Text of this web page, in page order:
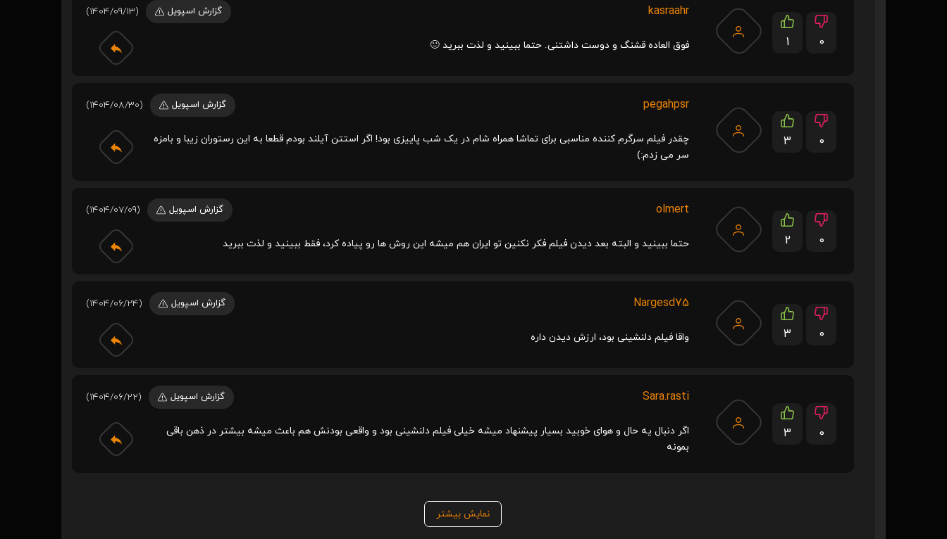
1 0
kasraahr گزارش اسپویل (1404/09/13)
فوق العاده قشنگ و دوست داشتنی. حتما ببینید و لذت ببرید 🙂
3 0
pegahpsr گزارش اسپویل (1404/08/30)
چقدر فیلم سرگرم کننده مناسبی برای تماشا همراه شام در یک شب پاییزی بود! اگر استتن آیلند بودم قطعا به این رستوران زیبا و بامزه
سر می زدم:)
2 0
olmert گزارش اسپویل (1404/07/09)
حتما ببینید و البته بعد دیدن فیلم فکر نکنین تو ایران هم میشه این روش ها رو پیاده کرد، فقط ببینید و لذت ببرید
3 0
Nargesd75 گزارش اسپویل (1404/06/24)
واقا فیلم دلنشینی بود، ارزش دیدن داره
3 0
Sara.rasti گزارش اسپویل (1404/06/22)
اگر دنبال یه حال و هوای خوبید بسیار پیشنهاد میشه خیلی فیلم دلنشینی بود و واقعی بودنش هم باعث میشه بیشتر در ذهن باقی
بمونه
نمایش بیشتر